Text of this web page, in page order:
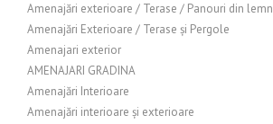
Amenajări exterioare / Terase / Panouri din lemn
Amenajări Exterioare / Terase și Pergole
Amenajari exterior
AMENAJARI GRADINA
Amenajări Interioare
Amenajări interioare și exterioare